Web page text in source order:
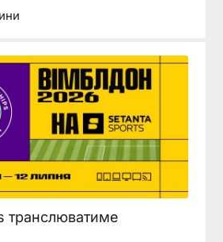
транслюватиме